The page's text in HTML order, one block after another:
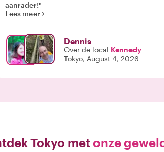
aanrader!"
Lees meer
Dennis
Over de local Kennedy
Tokyo, August 4, 2026
Tokyo metonze